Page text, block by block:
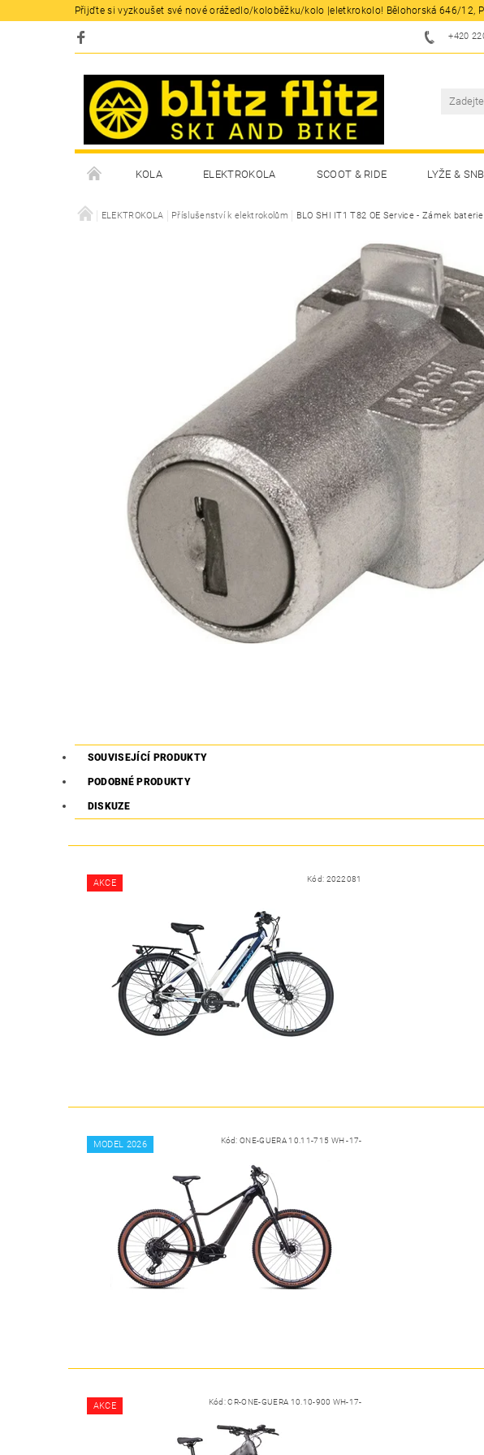
Přijďte si vyzkoušet své nové orážedlo/koloběžku/kolo |eletkrokolo! Bělohorská 646/12,
+420
KOLA ELEKTROKOLA SCOOT & RIDE LYŽE & SNB
ELEKTROKOLA Příslušenství k elektrokolům BLO SHI IT1 T82 OE Service - Zámek
SOUVISEJÍCÍ PRODUKTY
PODOBNÉ PRODUKTY
DISKUZE
AKCE Kód: 2022081
MODEL 2026 Kód:ONE-GUERA 10.11-715 WH -17-
AKCE Kód:CR-ONE-GUERA 10.10-900 WH-17-